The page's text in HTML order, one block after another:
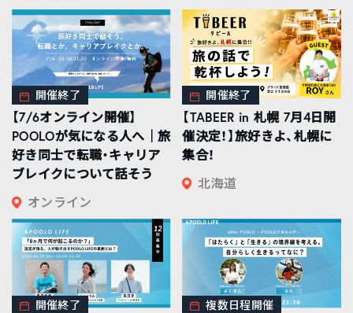
開催終了
【7/6オンライン開催】
POOLOが気になる人へ｜旅
好き同士で転職・キャリア
ブレイクについて話そう
オンライン
開催終了
【TABEER in 札幌 7月4日開
催決定！】旅好きよ、札幌に
集合！
北海道
開催終了 複数日程開催